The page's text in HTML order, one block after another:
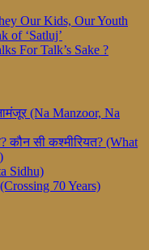
Our Kids, Our Youth
of ‘Satluj’
For Talk’s Sake ?
(Na Manzoor, Na
कौन सी कश्मीरियत? (What
Sidhu)
70 Years)